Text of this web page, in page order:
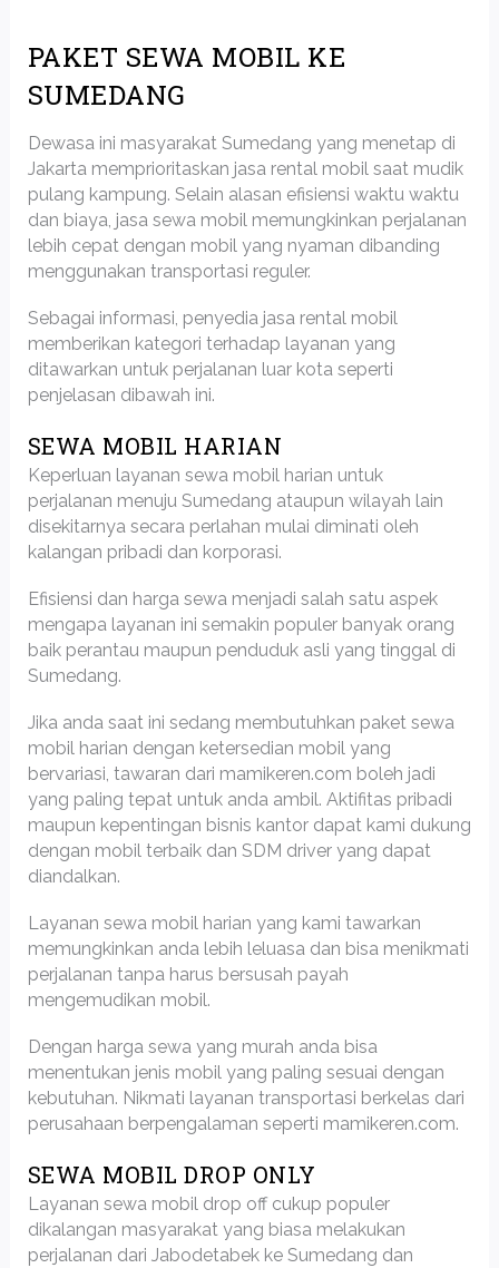
PAKET SEWA MOBIL KE
SUMEDANG
Dewasa ini masyarakat Sumedang yang menetap di
Jakarta memprioritaskan jasa rental mobil saat mudik
pulang kampung. Selain alasan efisiensi waktu waktu
dan biaya, jasa sewa mobil memungkinkan perjalanan
lebih cepat dengan mobil yang nyaman dibanding
menggunakan transportasi reguler.
Sebagai informasi, penyedia jasa rental mobil
memberikan kategori terhadap layanan yang
ditawarkan untuk perjalanan luar kota seperti
penjelasan dibawah ini.
SEWA MOBIL HARIAN
Keperluan layanan sewa mobil harian untuk
perjalanan menuju Sumedang ataupun wilayah lain
disekitarnya secara perlahan mulai diminati oleh
kalangan pribadi dan korporasi.
Efisiensi dan harga sewa menjadi salah satu aspek
mengapa layanan ini semakin populer banyak orang
baik perantau maupun penduduk asli yang tinggal di
Sumedang.
Jika anda saat ini sedang membutuhkan paket sewa
mobil harian dengan ketersedian mobil yang
bervariasi, tawaran dari mamikeren.com boleh jadi
yang paling tepat untuk anda ambil. Aktifitas pribadi
maupun kepentingan bisnis kantor dapat kami dukung
dengan mobil terbaik dan SDM driver yang dapat
diandalkan.
Layanan sewa mobil harian yang kami tawarkan
memungkinkan anda lebih leluasa dan bisa menikmati
perjalanan tanpa harus bersusah payah
mengemudikan mobil.
Dengan harga sewa yang murah anda bisa
menentukan jenis mobil yang paling sesuai dengan
kebutuhan. Nikmati layanan transportasi berkelas dari
perusahaan berpengalaman seperti mamikeren.com.
SEWA MOBIL DROP ONLY
Layanan sewa mobil drop off cukup populer
dikalangan masyarakat yang biasa melakukan
perjalanan dari Jabodetabek ke Sumedang dan